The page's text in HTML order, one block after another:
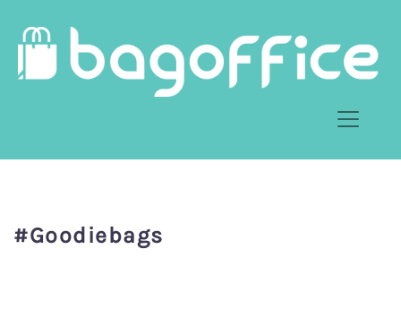
#Goodiebags